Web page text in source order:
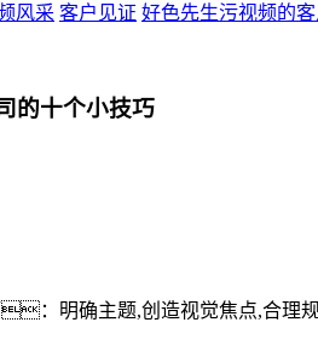
风采 客户见证 好色先生污视频的客
的十个小技巧
：明确主题,创造视觉焦点,合理